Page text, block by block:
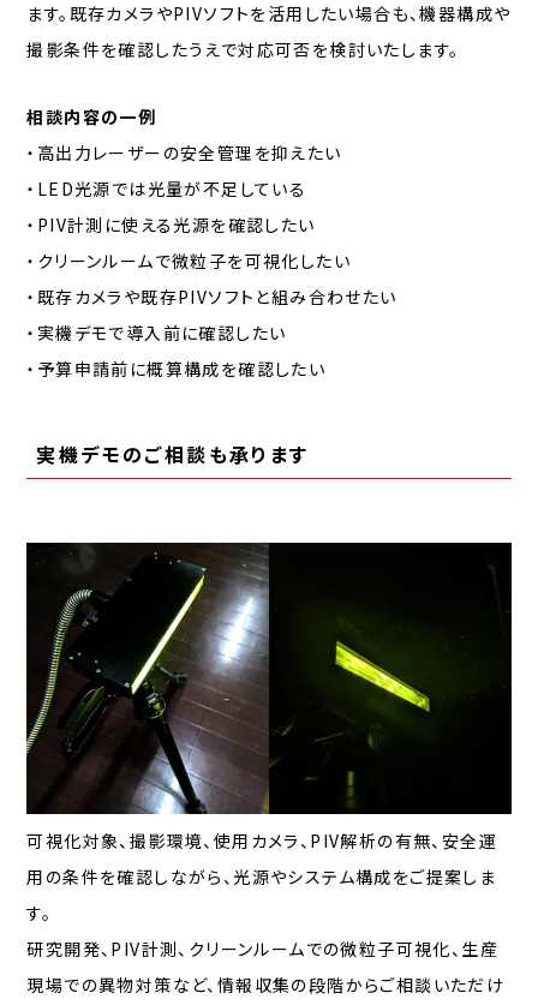
ます。既存カメラやPIVソフトを活用したい場合も、機器構成や
撮影条件を確認したうえで対応可否を検討いたします。
相談内容の一例
・高出力レーザーの安全管理を抑えたい
・LED光源では光量が不足している
・PIV計測に使える光源を確認したい
・クリーンルームで微粒子を可視化したい
・既存カメラや既存PIVソフトと組み合わせたい
・実機デモで導入前に確認したい
・予算申請前に概算構成を確認したい
実機デモのご相談も承ります
可視化対象、撮影環境、使用カメラ、PIV解析の有無、安全運
用の条件を確認しながら、光源やシステム構成をご提案しま
す。
研究開発、PIV計測、クリーンルームでの微粒子可視化、生産
現場での異物対策など、情報収集の段階からご相談いただけ